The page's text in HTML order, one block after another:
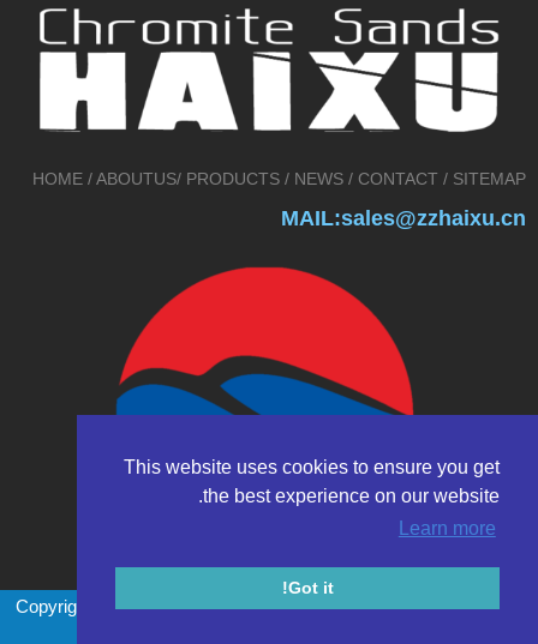
This website uses cookies to ensure you get
the best experience on our website.
Learn more
Got it!
HOME / ABOUTUS/ PRODUCTS / NEWS / CONTACT / SITEMAP
MAIL:sales@zzhaixu.cn
Copyright © 2017 Zhengzhou HAIXU abrasives Co.,Ltd. All rights